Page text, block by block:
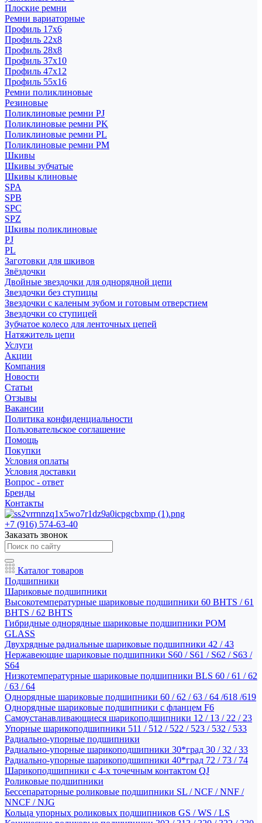
Плоские ремни
Ремни вариаторные
Профиль 17x6
Профиль 22x8
Профиль 28x8
Профиль 37x10
Профиль 47x12
Профиль 55x16
Ремни поликлиновые
Резиновые
Поликлиновые ремни PJ
Поликлиновые ремни PK
Поликлиновые ремни PL
Поликлиновые ремни PM
Шкивы
Шкивы зубчатые
Шкивы клиновые
SPA
SPB
SPC
SPZ
Шкивы поликлиновые
PJ
PL
Заготовки для шкивов
Звёздочки
Двойные звездочки для однорядной цепи
Звездочки без ступицы
Звездочки с каленым зубом и готовым отверстием
Звездочки со ступицей
Зубчатое колесо для ленточных цепей
Натяжитель цепи
Услуги
Акции
Компания
Новости
Статьи
Отзывы
Вакансии
Политика конфиденциальности
Пользовательское соглашение
Помощь
Покупки
Условия оплаты
Условия доставки
Вопрос - ответ
Бренды
Контакты
+7 (916) 574-63-40
Заказать звонок
Каталог товаров
Подшипники
Шариковые подшипники
Высокотемпературные шариковые подшипники 60 BHTS / 61
BHTS / 62 BHTS
Гибридные однорядные шариковые подшипники POM
GLASS
Двухрядные радиальные шариковые подшипники 42 / 43
Нержавеющие шариковые подшипники S60 / S61 / S62 / S63 /
S64
Низкотемпературные шариковые подшипники BLS 60 / 61 / 62
/ 63 / 64
Однорядные шариковые подшипники 60 / 62 / 63 / 64 /618 /619
Однорядные шариковые подшипники с фланцем F6
Самоустанавливающиеся шарикоподшипники 12 / 13 / 22 / 23
Упорные шарикоподшипники 511 / 512 / 522 / 523 / 532 / 533
Радиально-упорные подшипники
Радиально-упорные шарикоподшипники 30*град 30 / 32 / 33
Радиально-упорные шарикоподшипники 40*град 72 / 73 / 74
Шарикоподшипники с 4-х точечным контактом QJ
Роликовые подшипники
Бессепараторные роликовые подшипники SL / NCF / NNF /
NNCF / NJG
Кольца упорных роликовых подшипников GS / WS / LS